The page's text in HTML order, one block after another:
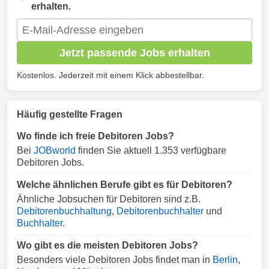
erhalten.
Jetzt passende Jobs erhalten
Kostenlos. Jederzeit mit einem Klick abbestellbar.
Häufig gestellte Fragen
Wo finde ich freie Debitoren Jobs?
Bei JOBworld finden Sie aktuell 1.353 verfügbare
Debitoren Jobs.
Welche ähnlichen Berufe gibt es für Debitoren?
Ähnliche Jobsuchen für Debitoren sind z.B.
Debitorenbuchhaltung, Debitorenbuchhalter und
Buchhalter.
Wo gibt es die meisten Debitoren Jobs?
Besonders viele Debitoren Jobs findet man in Berlin,